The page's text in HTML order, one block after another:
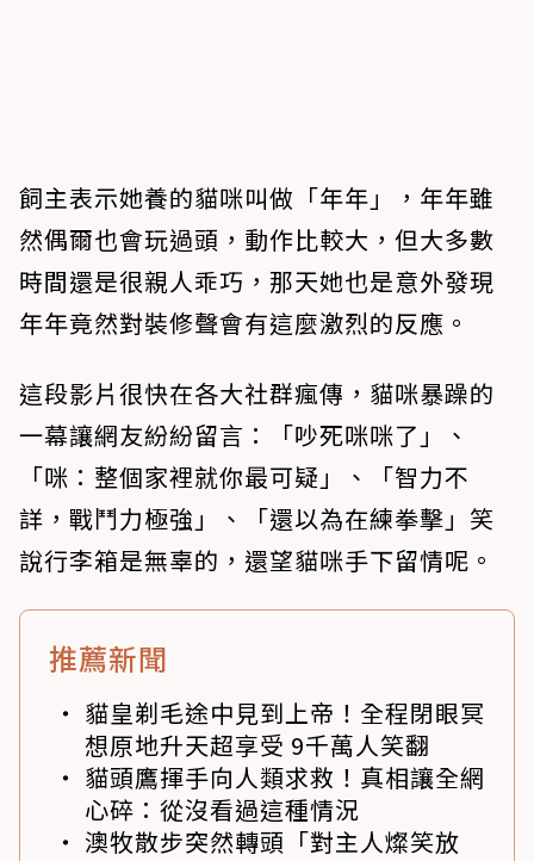
飼主表示她養的貓咪叫做「年年」，年年雖
然偶爾也會玩過頭，動作比較大，但大多數
時間還是很親人乖巧，那天她也是意外發現
年年竟然對裝修聲會有這麼激烈的反應。
這段影片很快在各大社群瘋傳，貓咪暴躁的
一幕讓網友紛紛留言：「吵死咪咪了」、
「咪：整個家裡就你最可疑」、「智力不
詳，戰鬥力極強」、「還以為在練拳擊」笑
說行李箱是無辜的，還望貓咪手下留情呢。
推薦新聞
貓皇剃毛途中見到上帝！全程閉眼冥
想原地升天超享受 9千萬人笑翻
貓頭鷹揮手向人類求救！真相讓全網
心碎：從沒看過這種情況
澳牧散步突然轉頭「對主人燦笑放